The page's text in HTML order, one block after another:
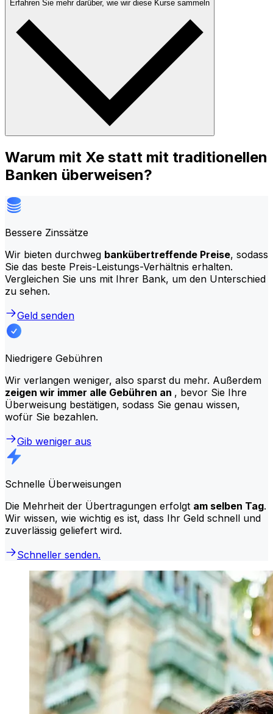
Erfahren Sie mehr darüber, wie wir diese Kurse sammeln
Warum mit Xe statt mit traditionellen
Banken überweisen?
Bessere Zinssätze
Wir bieten durchweg bankübertreffende Preise, sodass
Sie das beste Preis-Leistungs-Verhältnis erhalten.
Vergleichen Sie uns mit Ihrer Bank, um den Unterschied
zu sehen.
Geld senden
Niedrigere Gebühren
Wir verlangen weniger, also sparst du mehr. Außerdem
zeigen wir immer alle Gebühren an , bevor Sie Ihre
Überweisung bestätigen, sodass Sie genau wissen,
wofür Sie bezahlen.
Gib weniger aus
Schnelle Überweisungen
Die Mehrheit der Übertragungen erfolgt am selben Tag.
Wir wissen, wie wichtig es ist, dass Ihr Geld schnell und
zuverlässig geliefert wird.
Schneller senden.